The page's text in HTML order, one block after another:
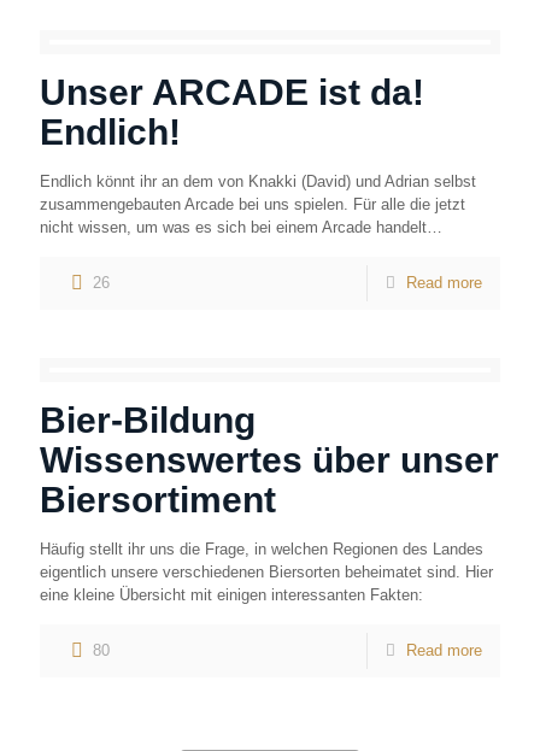
Unser ARCADE ist da!
Endlich!
Endlich könnt ihr an dem von Knakki (David) und Adrian selbst
zusammengebauten Arcade bei uns spielen. Für alle die jetzt
nicht wissen, um was es sich bei einem Arcade handelt…
26 Read more
Bier-Bildung
Wissenswertes über unser
Biersortiment
Häufig stellt ihr uns die Frage, in welchen Regionen des Landes
eigentlich unsere verschiedenen Biersorten beheimatet sind. Hier
eine kleine Übersicht mit einigen interessanten Fakten:
80 Read more